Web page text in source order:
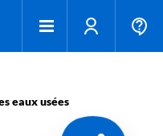
eaux usées